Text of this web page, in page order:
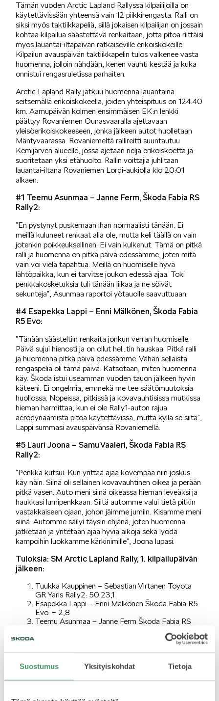
Suostumus Yksityiskohdat Tietoja
KUVASSA
MEIDÄN ŠKODAMME
ŠKODA PALVELEE
VASTUULLISUUS
ŠKODA 130 VUOTTA
ŠKODA MEDIASSA
SPONSOROINTI & YHTEISTYÖ
KLASSIKOT
RALLI
Tämän vuoden Arctic Lapland Rallyssa kilpailijoilla on
käytettävissään yhteensä vain 12 piikkirengasta. Ralli on
siksi myös taktiikkapeliä, sillä jokaisen kilpailijan on jossain
kohtaa kilpailua säästettävä renkaitaan, jotta pitoa riittäisi
myös lauantai-iltapäivän ratkaiseville erikoiskokeille.
Kilpailun avauspäivän taktiikkapelin tulos valkenee vasta
huomenna, jolloin nähdään, kenen vauhti kestää ja kuka
onnistui rengasruletissa parhaiten.
Arctic Lapland Rally jatkuu huomenna lauantaina
seitsemällä erikoiskokeella, joiden yhteispituus on 124.40
km. Aamupäivän kolmen ensimmäisen EK:n lenkki
päättyy Rovaniemen Ounasvaaralla ajettavaan
yleisöerikoiskokeeseen, jonka jälkeen autot huolletaan
Mäntyvaarassa. Rovaniemeltä rallireitti suuntautuu
Kemijärven alueelle, jossa ajetaan neljä erikoiskoetta ja
suoritetaan yksi etähuolto. Rallin voittajia juhlitaan
lauantai-iltana Rovaniemen Lordi-aukiolla klo 20:01
alkaen.
#1 Teemu Asunmaa – Janne Ferm, Škoda Fabia RS
Rally2:
”En pystynyt puskemaan ihan normaalisti tänään. Ei
meillä kuluneet renkaat alla ole, mutta keli täällä on vain
jotenkin poikkeuksellinen. Ei vain kulkenut. Tämä on pitkä
ralli ja huomenna on pitkä päivä edessämme, joten mitä
vain voi vielä tapahtua. Meillä on huomiselle hyvä
lähtöpaikka, kun ei tarvitse joukon edessä ajaa. Toki
penkkakosketuksia tuli tänään liikaa ja ne söivät
sekunteja”, Asunmaa raportoi yötauolle saavuttuaan.
#4 Esapekka Lappi – Enni Mälkönen, Škoda Fabia
R5 Evo:
”Tänään säästeltiin renkaita jonkun verran huomiselle.
Päivä sujui hienosti ja on ollut hel…tin hauskaa. Pitkä ralli
ja huomenna pitkä päivä edessämme. Vähän sellaista
rengaspeliä oli tämä päivä. Katsotaan, miten huomenna
käy. Škoda istui useamman vuoden tauon jälkeen hyvin
käteeni. Ei ongelmia, emmekä me tee säätömuutoksia
huollossa. Nopeissa, pitkissä ja kovavauhtisissa mutkissa
hieman harmittaa, kun ei ole Rally1-auton rajua
aerodynaamista pitoa käytettävissä, mutta kyllä se siitä”,
Lappi summasi avauspäivänsä Rovaniemellä.
#5 Lauri Joona – Samu Vaaleri, Škoda Fabia RS
Rally2:
”Penkka kutsui. Kun yrittää ajaa kovempaa niin joskus
käy näin. Siinä oli sellainen kovavauhtinen oikea ja perään
pitkä vasen. Auto meni siinä oikeassa hieman leveäksi ja
haukkasi lumipenkkaan. Siitä automme valui tietä pitkin
vastakkaiseen ojaan, johon jäimme jumiin. Kisamme meni
siinä. Automme säilyi täysin ehjänä, joten huomenna
jatketaan ja yritetään ajaa hyviä aikoja sekä lyödä
kampoihin luokkamme kärkinimille”, Joona lupasi.
Tuloksia: SM Arctic Lapland Rally, 1. kilpailupäivän
jälkeen:
Tuukka Kauppinen – Sebastian Virtanen Toyota
GR Yaris Rally2: 50:23,1
Esapekka Lappi – Enni Mälkönen Škoda Fabia R5
Evo: + 2,8
Teemu Asunmaa – Janne Ferm Škoda Fabia RS
Roope Korhonen – Anssi Viinikka Toyota GR Yaris
RS Rally2: + 49,1
RS Rally2: + 1:37,1